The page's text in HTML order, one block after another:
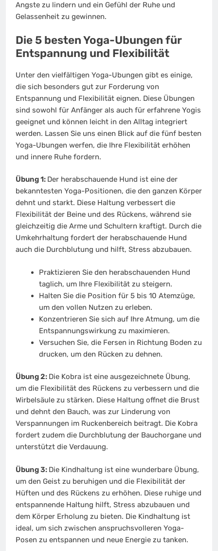
Angste zu lindern und ein Gefühl der Ruhe und
Gelassenheit zu gewinnen.
Die 5 besten Yoga-Ubungen für
Entspannung und Flexibilität
Unter den vielfältigen Yoga-Ubungen gibt es einige,
die sich besonders gut zur Forderung von
Entspannung und Flexibilität eignen. Diese Übungen
sind sowohl für Anfänger als auch für erfahrene Yogis
geeignet und können leicht in den Alltag integriert
werden. Lassen Sie uns einen Blick auf die fünf besten
Yoga-Ubungen werfen, die Ihre Flexibilität erhöhen
und innere Ruhe fordern.
Übung 1: Der herabschauende Hund ist eine der
bekanntesten Yoga-Positionen, die den ganzen Körper
dehnt und starkt. Diese Haltung verbessert die
Flexibilität der Beine und des Rückens, während sie
gleichzeitig die Arme und Schultern kraftigt. Durch die
Umkehrhaltung fordert der herabschauende Hund
auch die Durchblutung und hilft, Stress abzubauen.
Praktizieren Sie den herabschauenden Hund
taglich, um Ihre Flexibilität zu steigern.
Halten Sie die Position für 5 bis 10 Atemzüge,
um den vollen Nutzen zu erleben.
Konzentrieren Sie sich auf Ihre Atmung, um die
Entspannungswirkung zu maximieren.
Versuchen Sie, die Fersen in Richtung Boden zu
drucken, um den Rücken zu dehnen.
Übung 2: Die Kobra ist eine ausgezeichnete Übung,
um die Flexibilität des Rückens zu verbessern und die
Wirbelsäule zu stärken. Diese Haltung offnet die Brust
und dehnt den Bauch, was zur Linderung von
Verspannungen im Ruckenbereich beitragt. Die Kobra
fordert zudem die Durchblutung der Bauchorgane und
unterstützt die Verdauung.
Übung 3: Die Kindhaltung ist eine wunderbare Übung,
um den Geist zu beruhigen und die Flexibilität der
Hüften und des Rückens zu erhöhen. Diese ruhige und
entspannende Haltung hilft, Stress abzubauen und
dem Körper Erholung zu bieten. Die Kindhaltung ist
ideal, um sich zwischen anspruchsvolleren Yoga-
Posen zu entspannen und neue Energie zu tanken.